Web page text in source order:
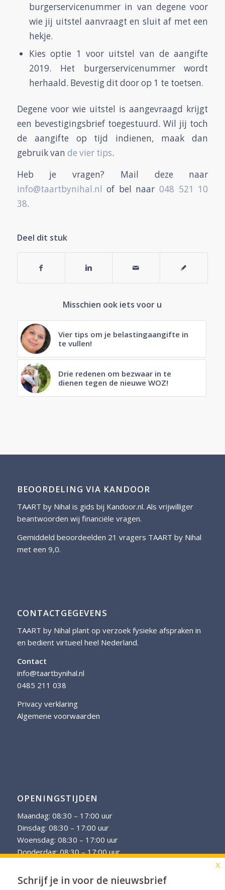
burgerservicenummer in van degene voor
wie jij uitstel aanvraagt en sluit af met een
hekje.
Kies optie 1 voor uitstel van de aangifte
2019. Het burgerservicenummer wordt
herhaald. Bevestig dit door op 1 te toetsen.
Degene voor wie uitstel is aangevraagd krijgt
een bevestigingsbrief toegestuurd. Wil jij toch
de aangifte op tijd indienen, maak dan
gebruik van de vier tips.
Heb je vragen? Mail deze naar
info@taartbynihal.nl of bel naar048 521 10
38.
Deel dit stuk
Misschien ook iets voor u
Vier tips om je belastingaangifte in
te vullen!
Drie redenen om bezwaar in te
dienen tegen de nieuwe WOZ!
BEOORDELING VIA KANDOOR
TAART by Nihal is gids bij Kandoor.nl. Als vrijwilliger
beantwoorden wij financiële vragen.
Gemiddeld beoordeelden 21 vragers TAART by Nihal
met een 9,0.
CONTACTGEGEVENS
TAART by Nihal plant op verzoek fysieke afspraken in
en bedient virtueel heel Nederland.
Contact
info@taartbynihal.nl
0485 211 038
Privacy verklaring
Algemene voorwaarden
OPENINGSTIJDEN
Maandag: 08:30 – 17:00 uur
Dinsdag: 08:30 – 17:00 uur
Woensdag: 08:30 – 17:00 uur
Donderdag: 08:30 – 17:00 uur
Op verzoek zijn afspraken in de avonduren mogelijk.
X
Schrijf je in voor de nieuwsbrief